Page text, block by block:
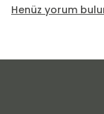
Henüz yorum